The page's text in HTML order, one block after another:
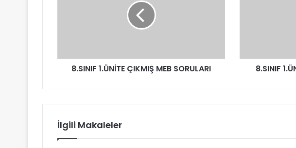
8.SINIF 1.ÜNİTE ÇIKMIŞ MEB SORULARI 8.SINIF
İlgili Makaleler